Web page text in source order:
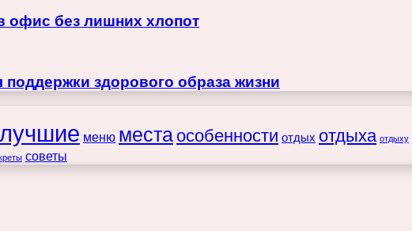
офис без лишних хлопот
здорового образа жизни
лучшие меню места особенности отдых отдыха отдыху
советы